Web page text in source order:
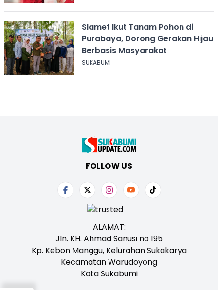
Slamet Ikut Tanam Pohon di
Purabaya, Dorong Gerakan Hijau
Berbasis Masyarakat
SUKABUMI
FOLLOW US
ALAMAT:
Jln. KH. Ahmad Sanusi no 195
Kp. Kebon Manggu, Kelurahan Sukakarya
Kecamatan Warudoyong
Kota Sukabumi